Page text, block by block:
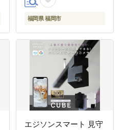
福岡県 福岡市
エジソンスマート 見守